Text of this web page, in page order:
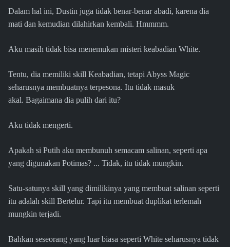
Dalam hal ini, Dustin juga tidak benar-benar abadi, karena dia
mati dan kemudian dilahirkan kembali. Hmmmm.
Aku masih tidak bisa menemukan misteri keabadian White.
Tentu, dia memiliki skill Keabadian, tetapi Abyss Magic
seharusnya membuatnya terpesona. Itu tidak masuk
akal. Bagaimana dia pulih dari itu?
Aku tidak mengerti.
Apakah si Putih aku membunuh semacam salinan, seperti apa
yang digunakan Potimas? ... Tidak, itu tidak mungkin.
Satu-satunya skill yang dimilikinya yang membuat salinan seperti
itu adalah skill Bertelur. Tapi itu membuat duplikat terlemah
mungkin terjadi.
Bahkan seseorang yang luar biasa seperti White seharusnya tidak